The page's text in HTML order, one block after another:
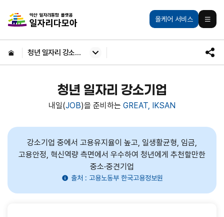
올케어 서비스 모바일
익산일자리통합플랫폼
HOME 청년 일자리 강소기업
SNS
청년 일자리 강소기업
내일(JOB)을 준비하는 GREAT, IKSAN
강소기업 중에서 고용유지율이 높고, 일생활균형, 임금,
고용안정, 혁신역량 측면에서 우수하여 청년에게 추천할만한
중소·중견기업
출처 : 고용노동부 한국고용정보원